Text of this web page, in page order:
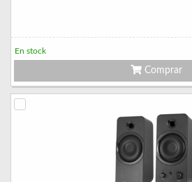
En stock
Comprar